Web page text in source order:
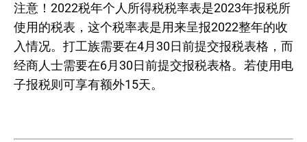
注意！2022税年个人所得税税率表是2023年报税所
使用的税表，这个税率表是用来呈报2022整年的收
入情况。打工族需要在4月30日前提交报税表格，而
经商人士需要在6月30日前提交报税表格。若使用电
子报税则可享有额外15天。